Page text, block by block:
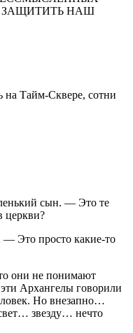
НАШ
на Тайм-Сквере, сотни
сын. — Это те
церкви?
Это просто какие-то
они не понимают
Архангелы говорили
Но внезапно…
звезду… нечто